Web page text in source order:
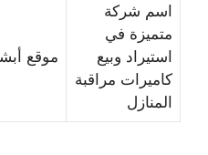
اسم شركة
متميزة في
استيراد وبيع
كاميرات مراقبة
المنازل
موقع